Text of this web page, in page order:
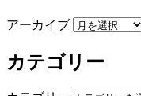
アーカイブ
カテゴリー